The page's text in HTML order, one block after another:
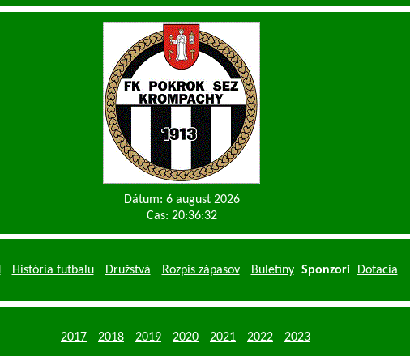
Dátum: 6 august 2026
Cas: 20:36:32
História futbalu Družstvá Rozpis zápasov Buletíny Sponzori Dotacia
2017 2018 2019 2020 2021 2022 2023